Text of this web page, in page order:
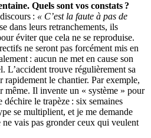
Quels sont vos constats ?
: « C’est la faute à pas de
dans leurs retranchements, ils
éviter que cela ne se reproduise.
ne seront pas forcément mis en
: aucun ne met en cause son
L’accident trouve régulièrement sa
le chantier. Par exemple,
même. Il invente un « système » pour
déchire le trapèze : six semaines
se multiplient, et je me demande
vais pas gronder ceux qui veulent